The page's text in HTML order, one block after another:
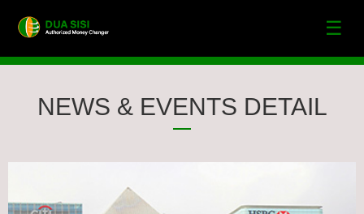
☰
NEWS & EVENTS DETAIL